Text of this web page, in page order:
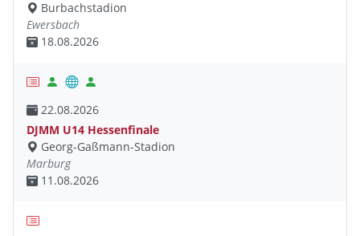
Burbachstadion
Ewersbach
18.08.2026
22.08.2026
DJMM U14 Hessenfinale
Georg-Gaßmann-Stadion
Marburg
11.08.2026